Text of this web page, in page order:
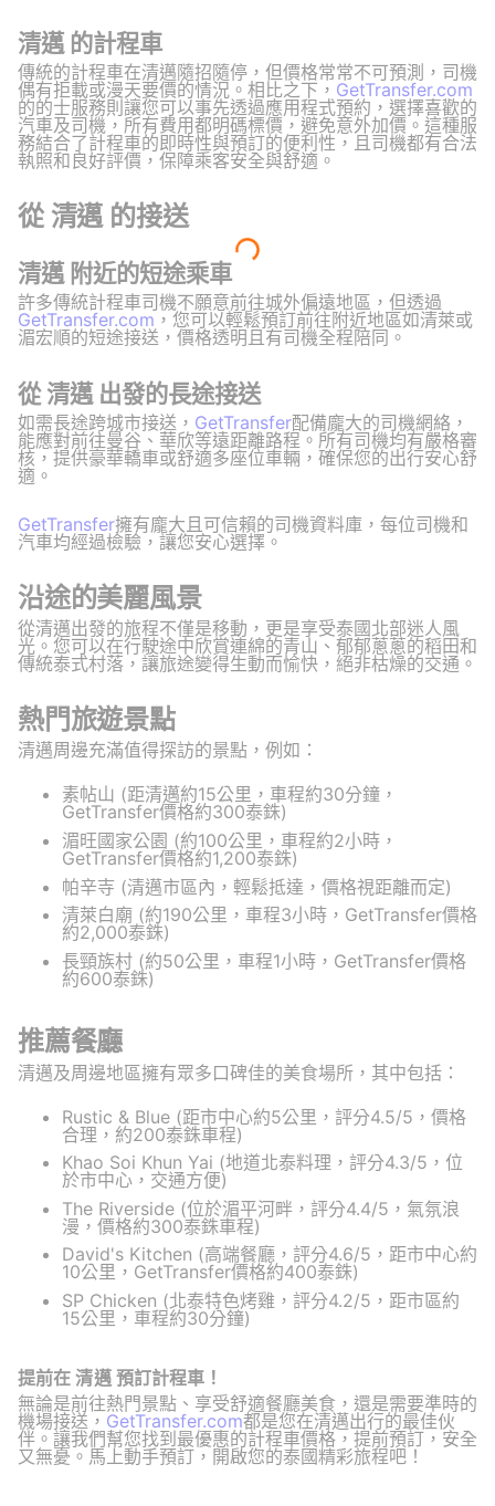
清邁 的計程車
傳統的計程車在清邁隨招隨停，但價格常常不可預測，司機
偶有拒載或漫天要價的情況。相比之下， GetTransfer.com
的的士服務則讓您可以事先透過應用程式預約，選擇喜歡的
汽車及司機，所有費用都明碼標價，避免意外加價。這種服
務結合了計程車的即時性與預訂的便利性，且司機都有合法
執照和良好評價，保障乘客安全與舒適。
從 清邁 的接送
清邁 附近的短途乘車
許多傳統計程車司機不願意前往城外偏遠地區，但透過
GetTransfer.com ，您可以輕鬆預訂前往附近地區如清萊或
湄宏順的短途接送，價格透明且有司機全程陪同。
從 清邁 出發的長途接送
如需長途跨城市接送， GetTransfer配備龐大的司機網絡，
能應對前往曼谷、華欣等遠距離路程。所有司機均有嚴格審
核，提供豪華轎車或舒適多座位車輛，確保您的出行安心舒
適。
GetTransfer擁有龐大且可信賴的司機資料庫，每位司機和
汽車均經過檢驗，讓您安心選擇。
沿途的美麗風景
從清邁出發的旅程不僅是移動，更是享受泰國北部迷人風
光。您可以在行駛途中欣賞連綿的青山、郁郁蔥蔥的稻田和
傳統泰式村落，讓旅途變得生動而愉快，絕非枯燥的交通。
熱門旅遊景點
清邁周邊充滿值得探訪的景點，例如：
素帖山 (距清邁約15公里，車程約30分鐘，
GetTransfer價格約300泰銖)
湄旺國家公園 (約100公里，車程約2小時，
GetTransfer價格約1,200泰銖)
帕辛寺 (清邁市區內，輕鬆抵達，價格視距離而定)
清萊白廟 (約190公里，車程3小時，GetTransfer價格
約2,000泰銖)
長頸族村 (約50公里，車程1小時，GetTransfer價格
約600泰銖)
推薦餐廳
清邁及周邊地區擁有眾多口碑佳的美食場所，其中包括：
Rustic & Blue (距市中心約5公里，評分4.5/5，價格
合理，約200泰銖車程)
Khao Soi Khun Yai (地道北泰料理，評分4.3/5，位
於市中心，交通方便)
The Riverside (位於湄平河畔，評分4.4/5，氣氛浪
漫，價格約300泰銖車程)
David's Kitchen (高端餐廳，評分4.6/5，距市中心約
10公里，GetTransfer價格約400泰銖)
SP Chicken (北泰特色烤雞，評分4.2/5，距市區約
15公里，車程約30分鐘)
提前在 清邁 預訂計程車！
無論是前往熱門景點、享受舒適餐廳美食，還是需要準時的
機場接送， GetTransfer.com都是您在清邁出行的最佳伙
伴。讓我們幫您找到最優惠的計程車價格，提前預訂，安全
又無憂。馬上動手預訂，開啟您的泰國精彩旅程吧！